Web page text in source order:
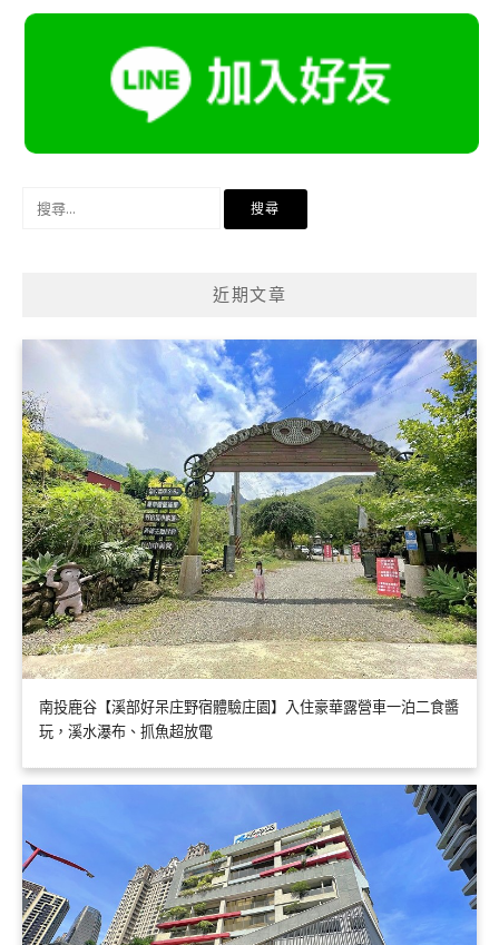
近期文章
南投鹿谷【溪部好呆庄野宿體驗庄園】入住豪華露營車一泊二食醬
玩，溪水瀑布、抓魚超放電